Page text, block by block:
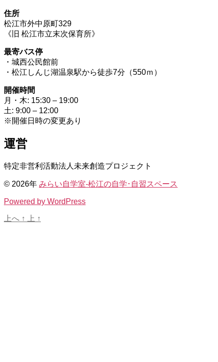
住所
松江市外中原町329
《旧 松江市立末次保育所》
最寄バス停
・城西公民館前
・松江しんじ湖温泉駅から徒歩7分（550ｍ）
開催時間
月・木: 15:30 – 19:00
土: 9:00 – 12:00
※開催日時の変更あり
運営
特定非営利活動法人未来創造プロジェクト
© 2026年 みらい自学室-松江の自学･自習スペース
Powered by WordPress
上へ ↑ 上 ↑